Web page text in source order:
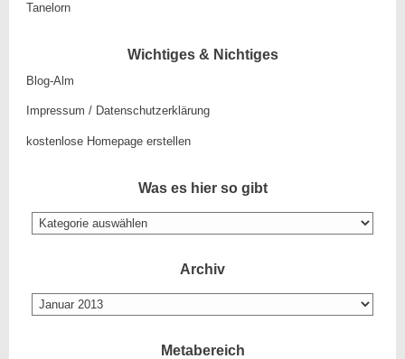
Tanelorn
Wichtiges & Nichtiges
Blog-Alm
Impressum / Datenschutzerklärung
kostenlose Homepage erstellen
Was es hier so gibt
Was
es
Archiv
Archiv
Metabereich